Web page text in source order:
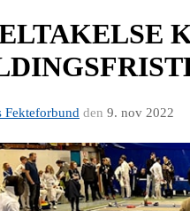
Fekteforbund den 9. nov 2022